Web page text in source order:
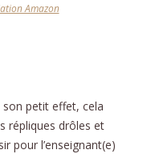
Amazon
petit effet, cela
répliques drôles et
pour l’enseignant(e)